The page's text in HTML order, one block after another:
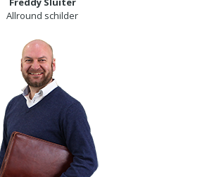
Allround schilder